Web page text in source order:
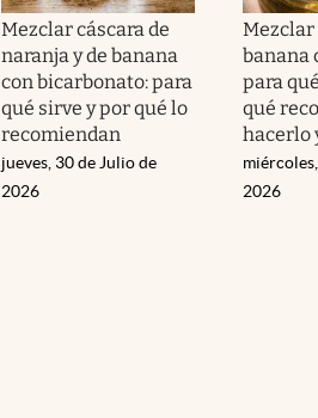
Mezclar cáscara de
naranja y de banana
con bicarbonato: para
qué sirve y por qué lo
recomiendan
jueves, 30 de Julio de
2026
Mezclar
banana
para
qué
hacerlo
2026